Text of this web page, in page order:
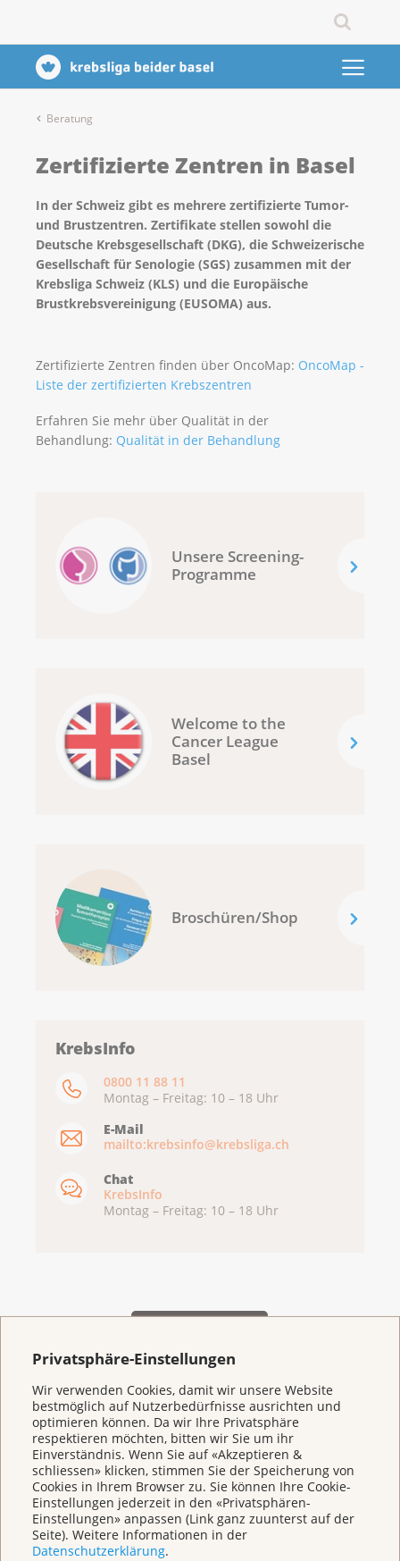
Privatsphäre-Einstellungen
Wir verwenden Cookies, damit wir unsere Website
bestmöglich auf Nutzerbedürfnisse ausrichten und
optimieren können. Da wir Ihre Privatsphäre
respektieren möchten, bitten wir Sie um ihr
Einverständnis. Wenn Sie auf «Akzeptieren &
schliessen» klicken, stimmen Sie der Speicherung von
Cookies in Ihrem Browser zu. Sie können Ihre Cookie-
Einstellungen jederzeit in den «Privatsphären-
Einstellungen» anpassen (Link ganz zuunterst auf der
Seite). Weitere Informationen in der
Datenschutzerklärung.
Beratung
Zertifizierte Zentren in Basel
In der Schweiz gibt es mehrere zertifizierte Tumor-
und Brustzentren. Zertifikate stellen sowohl die
Deutsche Krebsgesellschaft (DKG), die Schweizerische
Gesellschaft für Senologie (SGS) zusammen mit der
Krebsliga Schweiz (KLS) und die Europäische
Brustkrebsvereinigung (EUSOMA) aus.
Zertifizierte Zentren finden über OncoMap: OncoMap -
Liste der zertifizierten Krebszentren
Erfahren Sie mehr über Qualität in der
Behandlung: Qualität in der Behandlung
Unsere Screening-
Programme
Welcome to the
Cancer League
Basel
Broschüren/Shop
KrebsInfo
0800 11 88 11
Montag – Freitag: 10 – 18 Uhr
E-Mail
mailto:krebsinfo@krebsliga.ch
Chat
KrebsInfo
Montag – Freitag: 10 – 18 Uhr
Weitere Themen
Beratung
Begegnungszentrum & Kursagenda